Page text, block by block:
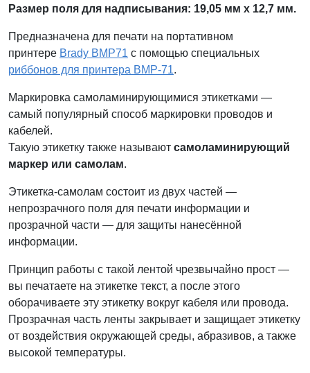
Размер поля для надписывания: 19,05 мм х 12,7 мм.
Предназначена для печати на портативном
принтере Brady BMP71 с помощью специальных
риббонов для принтера BMP-71.
Маркировка самоламинирующимися этикетками —
самый популярный способ маркировки проводов и
кабелей.
Такую этикетку также называют самоламинирующий
маркер или самолам.
Этикетка-самолам состоит из двух частей —
непрозрачного поля для печати информации и
прозрачной части — для защиты нанесённой
информации.
Принцип работы с такой лентой чрезвычайно прост —
вы печатаете на этикетке текст, а после этого
оборачиваете эту этикетку вокруг кабеля или провода.
Прозрачная часть ленты закрывает и защищает этикетку
от воздействия окружающей среды, абразивов, а также
высокой температуры.